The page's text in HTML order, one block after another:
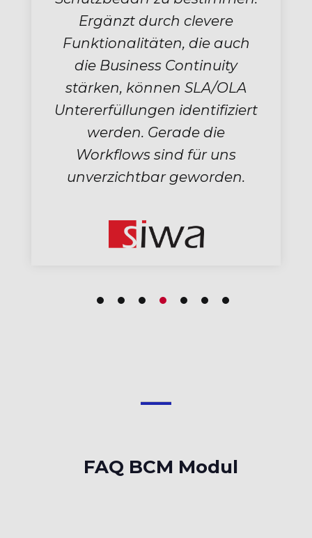
wichtigen Informationen
werden hierbei automatisch,
klar und übersichtlich im
Dashboard des ISMS-Moduls
dargestellt. Dies reduziert
unseren Aufwand
gegenüber einer manuellen
Überprüfung ungemein!
FAQ BCM Modul